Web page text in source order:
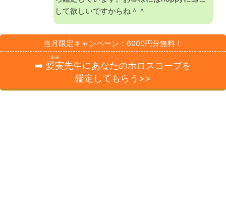
して欲しいですからね＾＾
当月限定キャンペーン：6000円分無料！
➡️ 愛実
あみ
先生にあなたのホロスコープを
鑑定してもらう>>